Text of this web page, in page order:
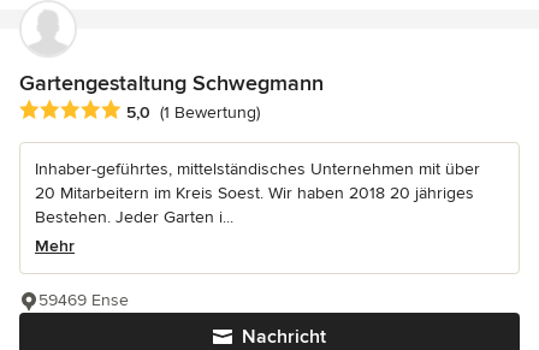
Gartengestaltung Schwegmann
Durchschnittliche Bewertung: 5 von 5 Sternen
5,0 (1 Bewertung)
Inhaber-geführtes, mittelständisches Unternehmen mit über
20 Mitarbeitern im Kreis Soest. Wir haben 2018 20 jähriges
Bestehen. Jeder Garten i...
Mehr
Nachricht
59469 Ense